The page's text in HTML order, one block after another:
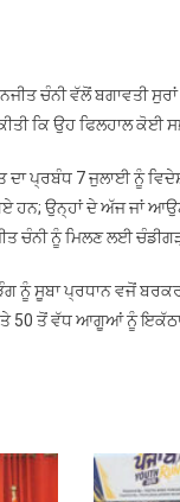
ਚੰਨੀ ਵੱਲੋਂ ਬਗਾਵਤੀ
ਕਿ ਉਹ ਫਿਲਹਾਲ ਕੋਈ
ਦਾ ਪ੍ਰਬੰਧ 7 ਜੁਲਾਈ ਨੂੰ
ਉਨ੍ਹਾਂ ਦੇ ਅੱਜ ਜਾਂ ਆਉਣ
ਚੰਨੀ ਨੂੰ ਮਿਲਣ ਲਈ
ਨੂੰ ਸੂਬਾ ਪ੍ਰਧਾਨ ਵਜੋਂ
‘ਤੇ 50 ਤੋਂ ਵੱਧ ਆਗੂਆਂ ਨੂੰ